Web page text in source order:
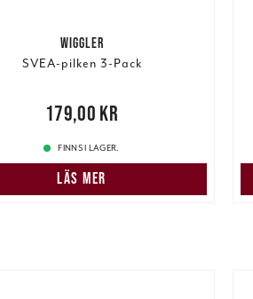
WIGGLER
SVEA-pilken 3-Pack
179,00 kr179,00 kr
FINNS I LAGER.
LÄS MER